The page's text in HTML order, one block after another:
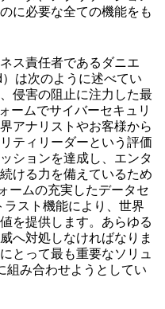
に必要な全ての機能をも
ス責任者であるダニエ
は次のように述べてい
侵害の阻止に注力した最
ームでサイバーセキュリ
アナリストやお客様から
ティリーダーという評価
ションを達成し、エンタ
ける力を備えているため
ームの充実したデータセ
ラスト機能により、世界
を提供します。あらゆる
へ対処しなければなりま
とって最も重要なソリュ
組み合わせようとしてい